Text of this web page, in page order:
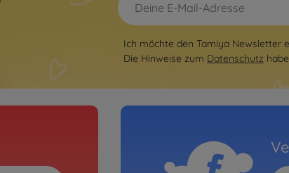
Ich möchte den Tamiya Newsletter
Die Hinweise zum Datenschutz